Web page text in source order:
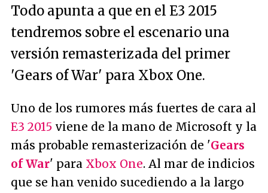
Todo apunta a que en el E3 2015
tendremos sobre el escenario una
versión remasterizada del primer
'Gears of War' para Xbox One.
Uno de los rumores más fuertes de cara al
E3 2015 viene de la mano de Microsoft y la
más probable remasterización de 'Gears
of War' para Xbox One. Al mar de indicios
que se han venido sucediendo a la largo